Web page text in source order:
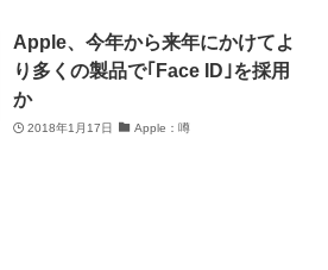
Apple、今年から来年にかけてよ
り多くの製品で｢Face ID｣を採用
か
2018年1月17日 Apple：噂